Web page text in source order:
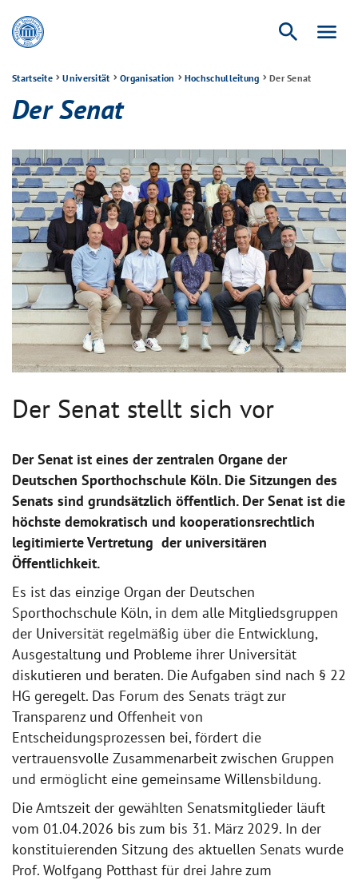
search menu
Startseite Universität Organisation Hochschulleitung Der Senat
Der Senat
Der Senat stellt sich vor
Der Senat ist eines der zentralen Organe der
Deutschen Sporthochschule Köln. Die Sitzungen des
Senats sind grundsätzlich öffentlich. Der Senat ist die
höchste demokratisch und kooperationsrechtlich
legitimierte Vertretung der universitären
Öffentlichkeit.
Es ist das einzige Organ der Deutschen
Sporthochschule Köln, in dem alle Mitgliedsgruppen
der Universität regelmäßig über die Entwicklung,
Ausgestaltung und Probleme ihrer Universität
diskutieren und beraten. Die Aufgaben sind nach § 22
HG geregelt. Das Forum des Senats trägt zur
Transparenz und Offenheit von
Entscheidungsprozessen bei, fördert die
vertrauensvolle Zusammenarbeit zwischen Gruppen
und ermöglicht eine gemeinsame Willensbildung.
Die Amtszeit der gewählten Senatsmitglieder läuft
vom 01.04.2026 bis zum bis 31. März 2029. In der
konstituierenden Sitzung des aktuellen Senats wurde
Prof. Wolfgang Potthast für drei Jahre zum